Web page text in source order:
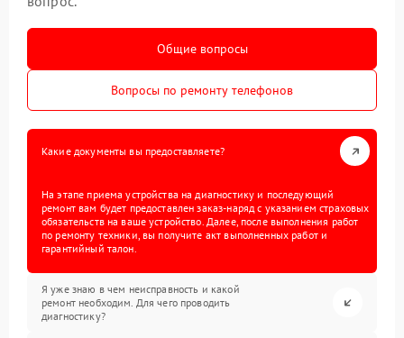
Общие вопросы
Вопросы по ремонту телефонов
Какие документы вы предоставляете?
На этапе приема устройства на диагностику и последующий
ремонт вам будет предоставлен заказ-наряд с указанием страховых
обязательств на ваше устройство. Далее, после выполнения работ
по ремонту техники, вы получите акт выполненных работ и
гарантийный талон.
Я уже знаю в чем неисправность и какой
ремонт необходим. Для чего проводить
диагностику?